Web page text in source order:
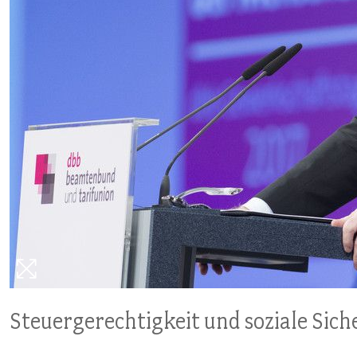
VERANSTALTUNGEN UND SEMINARE
MITGLIEDSCHAFT & SERVICE
Steuergerechtigkeit und soziale